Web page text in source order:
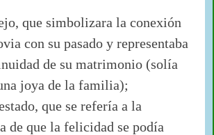
que simbolizara la conexión
con su pasado y representaba
de su matrimonio (solía
joya de la familia);
que se refería a la
de que la felicidad se podía